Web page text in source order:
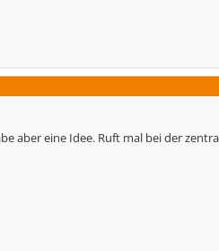
aber eine Idee. Ruft mal bei der